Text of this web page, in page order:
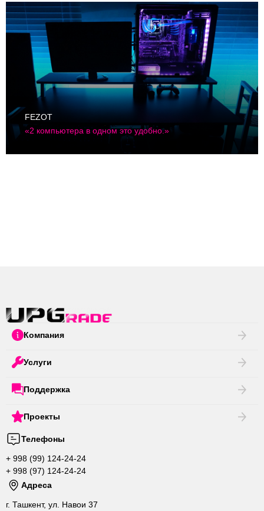
FEZOT
«2 компьютера в одном это удобно.»
Компания
Услуги
Поддержка
Проекты
Телефоны
+ 998 (99) 124-24-24
+ 998 (97) 124-24-24
Адреса
г. Ташкент, ул. Навои 37